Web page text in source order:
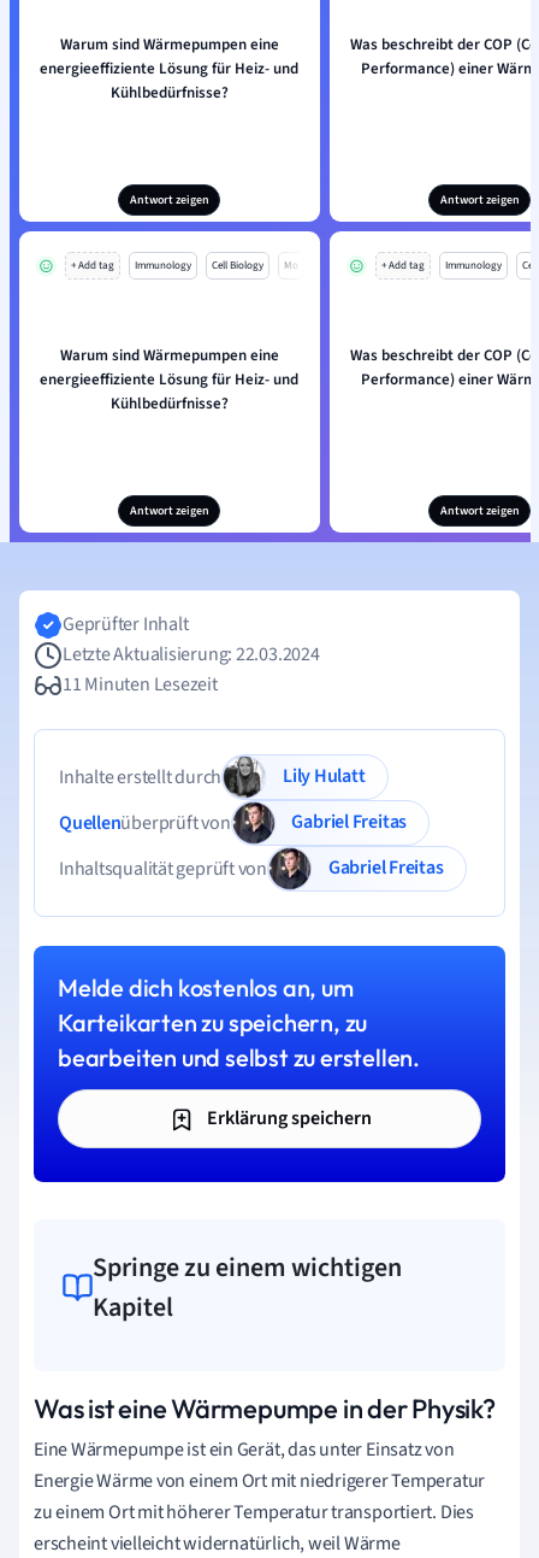
Warum sind Wärmepumpen eine
energieeffiziente Lösung für Heiz- und
Kühlbedürfnisse?
Antwort zeigen
Was beschreibt der COP
Performance) einer
Antwort zeigen
+ Add tag Immunology Cell Biology Mo
Warum sind Wärmepumpen eine
energieeffiziente Lösung für Heiz- und
Kühlbedürfnisse?
Antwort zeigen
+ Add tag Immunology
Was beschreibt der COP
Performance) einer
Antwort zeigen
Geprüfter Inhalt
Letzte Aktualisierung: 22.03.2024
11 Minuten Lesezeit
Inhalte erstellt durch
Lily Hulatt
Quellenüberprüft von
Gabriel Freitas
Inhaltsqualität geprüft von
Gabriel Freitas
Melde dich kostenlos an, um
Karteikarten zu speichern, zu
bearbeiten und selbst zu erstellen.
Erklärung speichern
Springe zu einem wichtigen
Kapitel
Was ist eine Wärmepumpe in der Physik?
Eine Wärmepumpe ist ein Gerät, das unter Einsatz von
Energie Wärme von einem Ort mit niedrigerer Temperatur
zu einem Ort mit höherer Temperatur transportiert. Dies
erscheint vielleicht widernatürlich, weil Wärme